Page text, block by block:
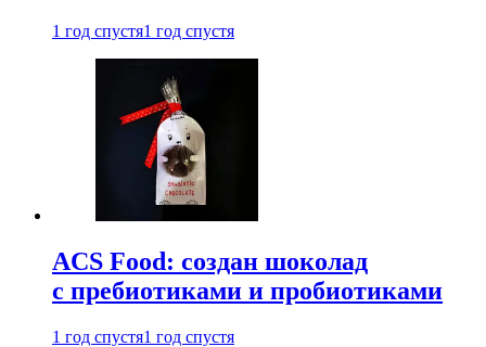
1 год спустя1 год спустя
ACS Food: создан шоколад
с пребиотиками и пробиотиками
1 год спустя1 год спустя